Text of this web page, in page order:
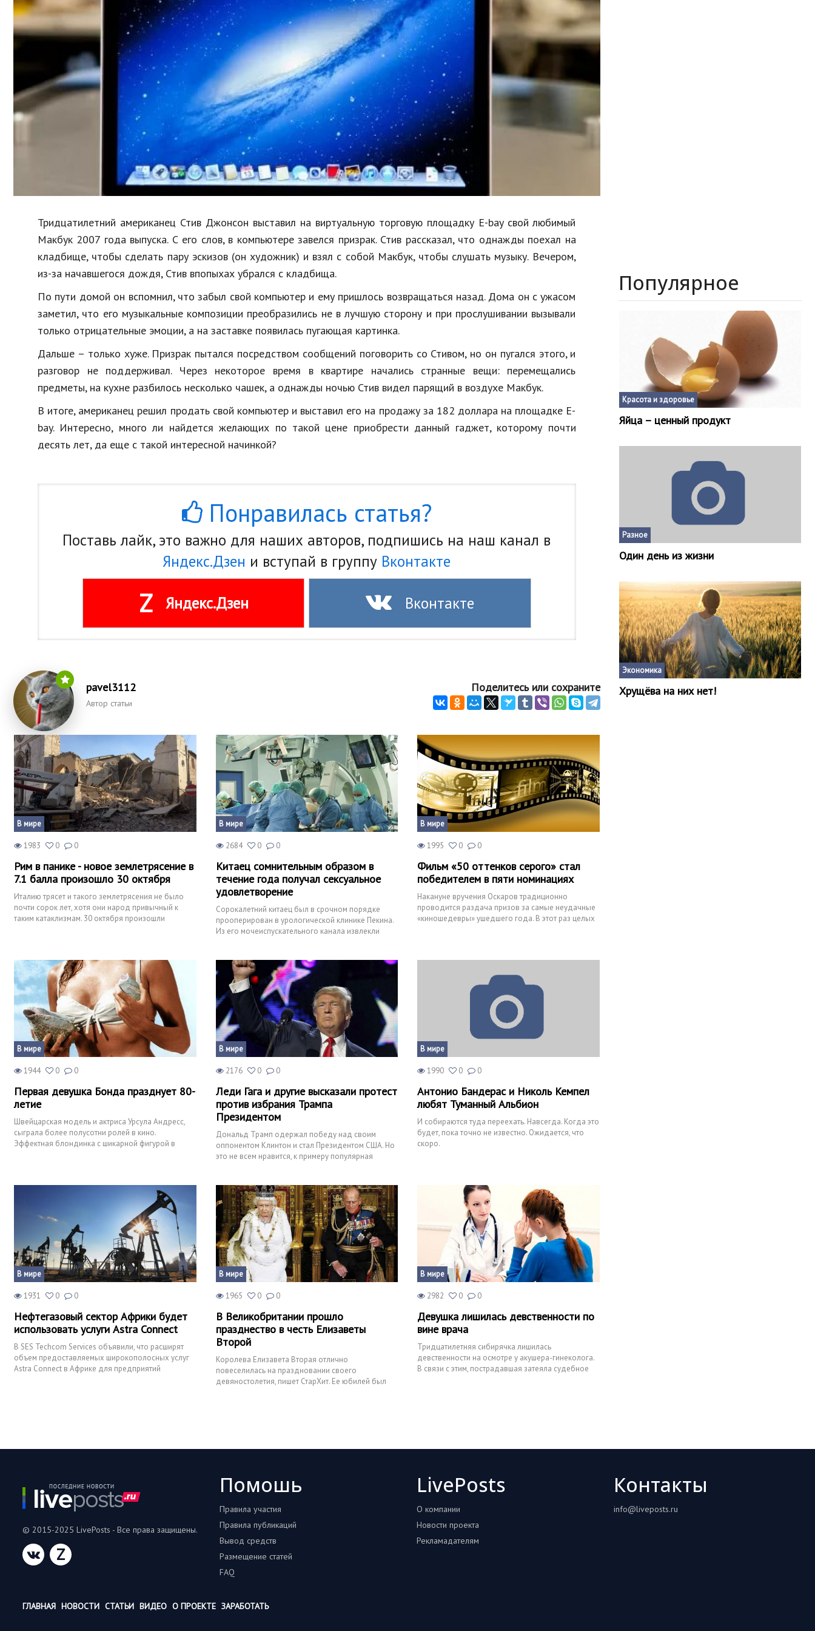
Образование
В мире
Культура
Авто, мото
Спорт
Недвижимость
Спорт и фитнес
Психология и отношения
Творчество и рукоделие
Разное
Работа и бизнес
Животные
Еда и напитки
Мода и стиль
Бизнес
Финансы
Юриспруденция
Природа
Тридцатилетний американец Стив Джонсон выставил на виртуальную торговую площадку E-bay свой любимый
Макбук 2007 года выпуска. С его слов, в компьютере завелся призрак. Стив рассказал, что однажды поехал на
кладбище, чтобы сделать пару эскизов (он художник) и взял с собой Макбук, чтобы слушать музыку. Вечером,
из-за начавшегося дождя, Стив впопыхах убрался с кладбища.
По пути домой он вспомнил, что забыл свой компьютер и ему пришлось возвращаться назад. Дома он с ужасом
заметил, что его музыкальные композиции преобразились не в лучшую сторону и при прослушивании вызывали
только отрицательные эмоции, а на заставке появилась пугающая картинка.
Дальше – только хуже. Призрак пытался посредством сообщений поговорить со Стивом, но он пугался этого, и
разговор не поддерживал. Через некоторое время в квартире начались странные вещи: перемещались
предметы, на кухне разбилось несколько чашек, а однажды ночью Стив видел парящий в воздухе Макбук.
В итоге, американец решил продать свой компьютер и выставил его на продажу за 182 доллара на площадке E-
bay. Интересно, много ли найдется желающих по такой цене приобрести данный гаджет, которому почти
десять лет, да еще с такой интересной начинкой?
Понравилась статья?
Поставь лайк, это важно для наших авторов, подпишись на наш канал в
Яндекс.Дзен и вступай в группу Вконтакте
Z Яндекс.Дзен Вконтакте
pavel3112
Автор статьи
Поделитесь или сохраните
В мире
1983 0 0
Рим в панике - новое землетрясение в
7.1 балла произошло 30 октября
Италию трясет и такого землетрясения не было
почти сорок лет, хотя они народ привычный к
таким катаклизмам. 30 октября произошли
В мире
2684 0 0
Китаец сомнительным образом в
течение года получал сексуальное
удовлетворение
Сорокалетний китаец был в срочном порядке
прооперирован в урологической клинике Пекина.
Из его мочеиспускательного канала извлекли
В мире
1995 0 0
Фильм «50 оттенков серого» стал
победителем в пяти номинациях
Накануне вручения Оскаров традиционно
проводится раздача призов за самые неудачные
«киношедевры» ушедшего года. В этот раз целых
В мире
1944 0 0
Первая девушка Бонда празднует 80-
летие
Швейцарская модель и актриса Урсула Андресс,
сыграла более полусотни ролей в кино.
Эффектная блондинка с шикарной фигурой в
В мире
2176 0 0
Леди Гага и другие высказали протест
против избрания Трампа
Президентом
Дональд Трамп одержал победу над своим
оппонентом Клинтон и стал Президентом США. Но
это не всем нравится, к примеру популярная
В мире
1990 0 0
Антонио Бандерас и Николь Кемпел
любят Туманный Альбион
И собираются туда переехать. Навсегда. Когда это
будет, пока точно не известно. Ожидается, что
скоро.
В мире
1931 0 0
Нефтегазовый сектор Африки будет
использовать услуги Astra Connect
В SES Techcom Services объявили, что расширят
объем предоставляемых широкополосных услуг
Astra Connect в Африке для предприятий
В мире
1965 0 0
В Великобритании прошло
празднество в честь Елизаветы
Второй
Королева Елизавета Вторая отлично
повеселилась на праздновании своего
девяностолетия, пишет СтарХит. Ее юбилей был
В мире
2982 0 0
Девушка лишилась девственности по
вине врача
Тридцатилетняя сибирячка лишилась
девственности на осмотре у акушера-гинеколога.
В связи с этим, пострадавшая затеяла судебное
Популярное
Красота и здоровье
Яйца – ценный продукт
Разное
Один день из жизни
Экономика
Хрущёва на них нет!
© 2015-2025 LivePosts - Все права защищены.
Z
Помошь
Правила участия
Правила публикаций
Вывод средств
Размещение статей
FAQ
LivePosts
О компании
Новости проекта
Рекламадателям
Контакты
info@liveposts.ru
ГЛАВНАЯ НОВОСТИ СТАТЬИ ВИДЕО О ПРОЕКТЕ ЗАРАБОТАТЬ